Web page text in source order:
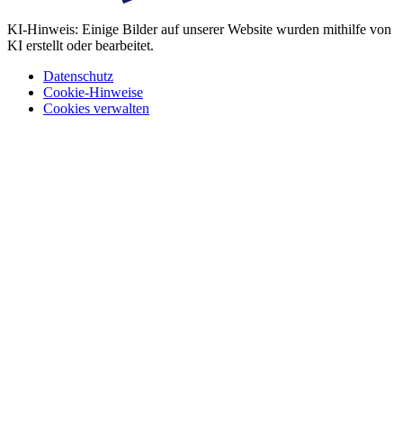
KI-Hinweis: Einige Bilder auf unserer Website wurden mithilfe von
KI erstellt oder bearbeitet.
Datenschutz
Cookie-Hinweise
Cookies verwalten